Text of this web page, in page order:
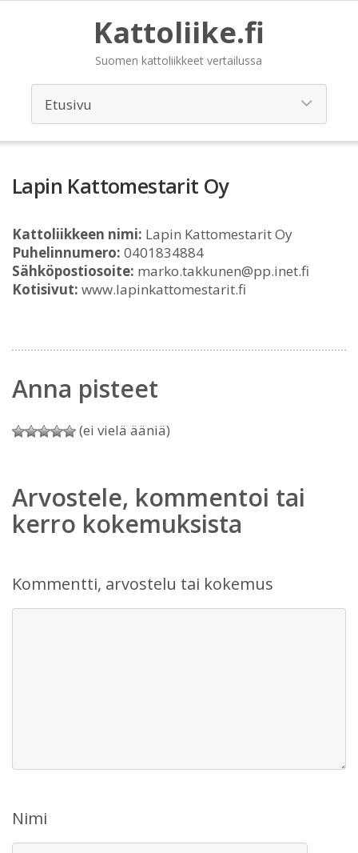
Kattoliike.fi
Suomen kattoliikkeet vertailussa
Lapin Kattomestarit Oy
Kattoliikkeen nimi: Lapin Kattomestarit Oy
Puhelinnumero: 0401834884
Sähköpostiosoite: marko.takkunen@pp.inet.fi
Kotisivut: www.lapinkattomestarit.fi
Anna pisteet
(ei vielä ääniä)
Arvostele, kommentoi tai
kerro kokemuksista
Kommentti, arvostelu tai kokemus
Nimi